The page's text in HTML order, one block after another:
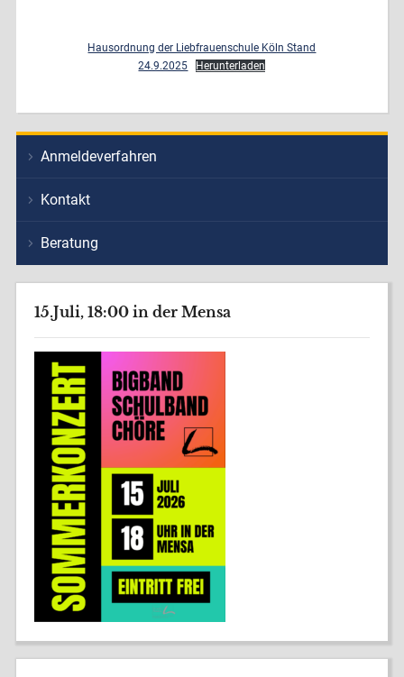
Hausordnung der Liebfrauenschule Köln Stand
24.9.2025
Herunterladen
Anmeldeverfahren
Kontakt
Beratung
15.Juli, 18:00 in der Mensa